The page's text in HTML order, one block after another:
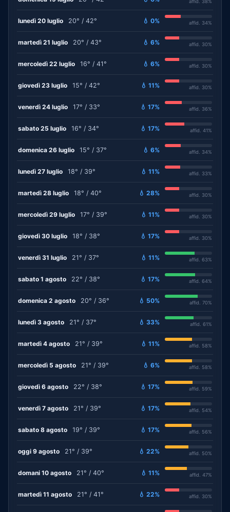
affid. 38%
lunedì 20 luglio 20° / 42° 💧 0% affid. 34%
martedì 21 luglio 20° / 43° 💧 6% affid. 30%
mercoledì 22 luglio 16° / 41° 💧 6% affid. 30%
giovedì 23 luglio 15° / 42° 💧 11% affid. 30%
venerdì 24 luglio 17° / 33° 💧 17% affid. 36%
sabato 25 luglio 16° / 34° 💧 17% affid. 41%
domenica 26 luglio 15° / 37° 💧 6% affid. 34%
lunedì 27 luglio 18° / 39° 💧 11% affid. 33%
martedì 28 luglio 18° / 40° 💧 28% affid. 30%
mercoledì 29 luglio 17° / 39° 💧 11% affid. 30%
giovedì 30 luglio 18° / 38° 💧 17% affid. 30%
venerdì 31 luglio 21° / 37° 💧 11% affid. 63%
sabato 1 agosto 22° / 38° 💧 17% affid. 64%
domenica 2 agosto 20° / 36° 💧 50% affid. 70%
lunedì 3 agosto 21° / 37° 💧 33% affid. 61%
martedì 4 agosto 21° / 39° 💧 11% affid. 58%
mercoledì 5 agosto 21° / 39° 💧 6% affid. 58%
giovedì 6 agosto 22° / 38° 💧 17% affid. 59%
venerdì 7 agosto 21° / 39° 💧 17% affid. 54%
sabato 8 agosto 19° / 39° 💧 17% affid. 56%
oggi 9 agosto 21° / 39° 💧 22% affid. 50%
domani 10 agosto 21° / 40° 💧 11% affid. 47%
martedì 11 agosto 21° / 41° 💧 22% affid. 30%